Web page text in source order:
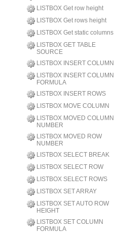
LISTBOX Get row height
LISTBOX Get rows height
LISTBOX Get static columns
LISTBOX GET TABLE
SOURCE
LISTBOX INSERT COLUMN
LISTBOX INSERT COLUMN
FORMULA
LISTBOX INSERT ROWS
LISTBOX MOVE COLUMN
LISTBOX MOVED COLUMN
NUMBER
LISTBOX MOVED ROW
NUMBER
LISTBOX SELECT BREAK
LISTBOX SELECT ROW
LISTBOX SELECT ROWS
LISTBOX SET ARRAY
LISTBOX SET AUTO ROW
HEIGHT
LISTBOX SET COLUMN
FORMULA